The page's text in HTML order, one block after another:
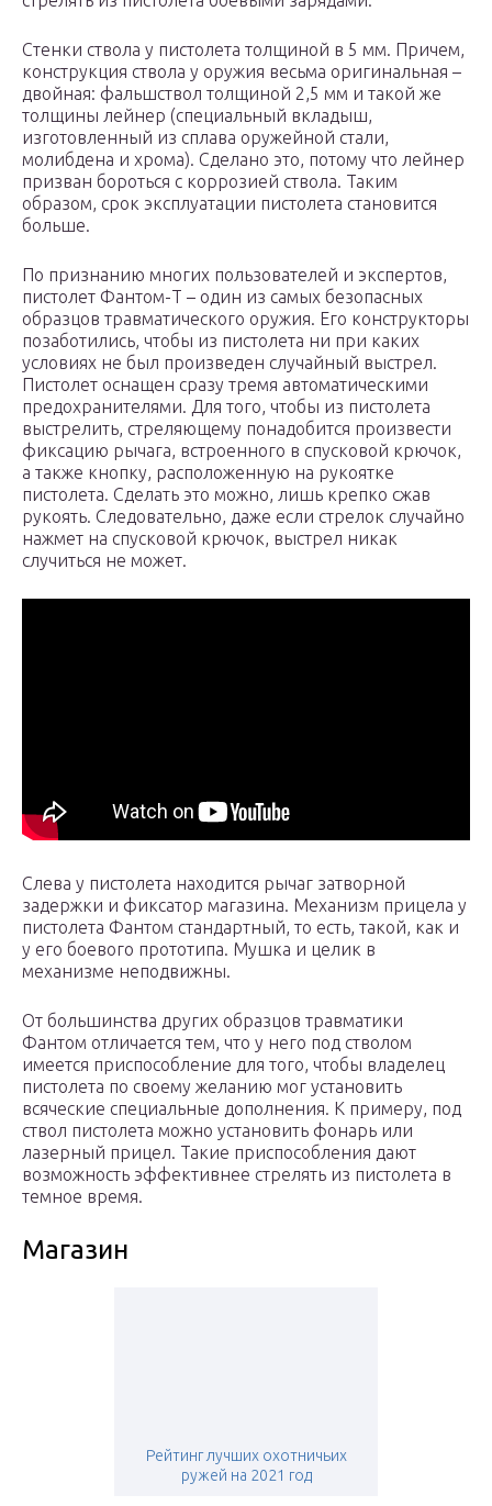
Стенки ствола у пистолета толщиной в 5 мм. Причем,
конструкция ствола у оружия весьма оригинальная –
двойная: фальшствол толщиной 2,5 мм и такой же
толщины лейнер (специальный вкладыш,
изготовленный из сплава оружейной стали,
молибдена и хрома). Сделано это, потому что лейнер
призван бороться с коррозией ствола. Таким
образом, срок эксплуатации пистолета становится
больше.
По признанию многих пользователей и экспертов,
пистолет Фантом-Т – один из самых безопасных
образцов травматического оружия. Его конструкторы
позаботились, чтобы из пистолета ни при каких
условиях не был произведен случайный выстрел.
Пистолет оснащен сразу тремя автоматическими
предохранителями. Для того, чтобы из пистолета
выстрелить, стреляющему понадобится произвести
фиксацию рычага, встроенного в спусковой крючок,
а также кнопку, расположенную на рукоятке
пистолета. Сделать это можно, лишь крепко сжав
рукоять. Следовательно, даже если стрелок случайно
нажмет на спусковой крючок, выстрел никак
случиться не может.
Слева у пистолета находится рычаг затворной
задержки и фиксатор магазина. Механизм прицела у
пистолета Фантом стандартный, то есть, такой, как и
у его боевого прототипа. Мушка и целик в
механизме неподвижны.
От большинства других образцов травматики
Фантом отличается тем, что у него под стволом
имеется приспособление для того, чтобы владелец
пистолета по своему желанию мог установить
всяческие специальные дополнения. К примеру, под
ствол пистолета можно установить фонарь или
лазерный прицел. Такие приспособления дают
возможность эффективнее стрелять из пистолета в
темное время.
Магазин
Рейтинг лучших охотничьих
ружей на 2021 год